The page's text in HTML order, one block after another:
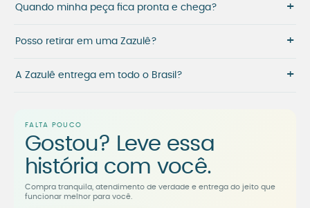
Quando minha peça fica pronta e chega? +
Posso retirar em uma Zazulê? +
A Zazulê entrega em todo o Brasil? +
FALTA POUCO
Gostou? Leve essa
história com você.
Compra tranquila, atendimento de verdade e entrega do jeito que
funcionar melhor para você.